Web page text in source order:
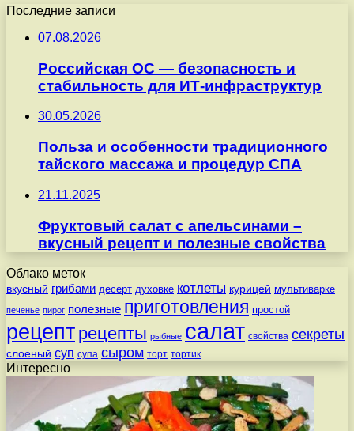
Последние записи
07.08.2026
Российская ОС — безопасность и
стабильность для ИТ-инфраструктур
30.05.2026
Польза и особенности традиционного
тайского массажа и процедур СПА
21.11.2025
Фруктовый салат с апельсинами –
вкусный рецепт и полезные свойства
Облако меток
вкусный грибами десерт духовке котлеты курицей мультиварке
печенье пирог полезные приготовления простой
рецепт рецепты рыбные салат свойства секреты
слоеный суп супа сыром торт тортик
Интересно